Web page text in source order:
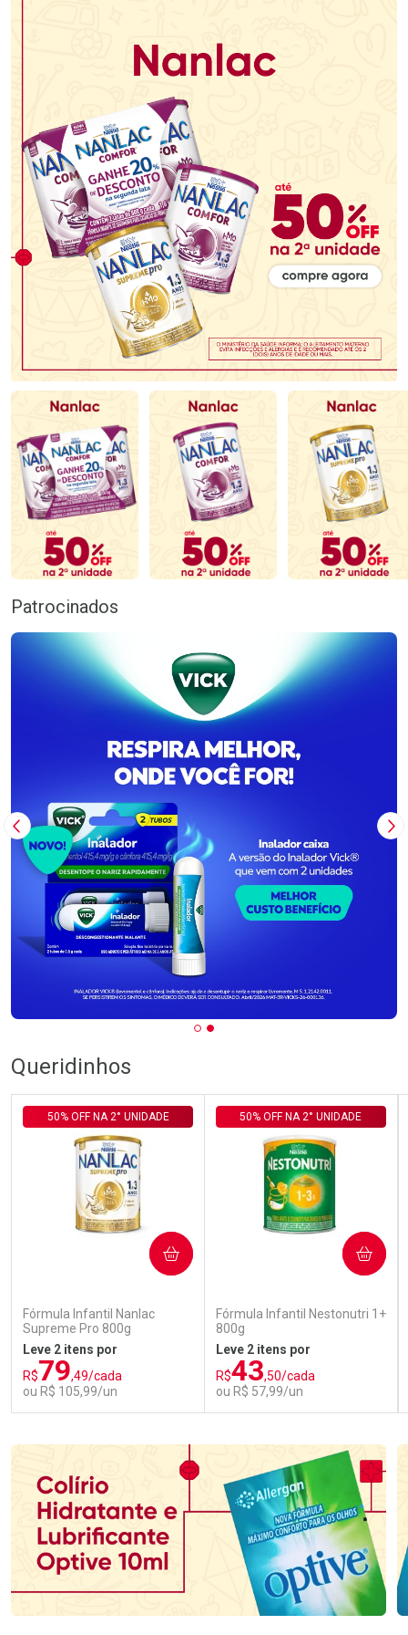
Patrocinados
Imagem Anterior
Queridinhos
Fórmula Infantil Nanlac
Supreme Pro 800g
50% OFF NA 2° UNIDADE
Leve 2 itens por
R$79,49/cada
ou R$ 105,99/un
COMPRAR
Fórmula Infantil Nestonutri 1+
800g
50% OFF NA 2° UNIDADE
Leve 2 itens por
R$43,50/cada
ou R$ 57,99/un
COMPRAR
Laboratório
Por Menos